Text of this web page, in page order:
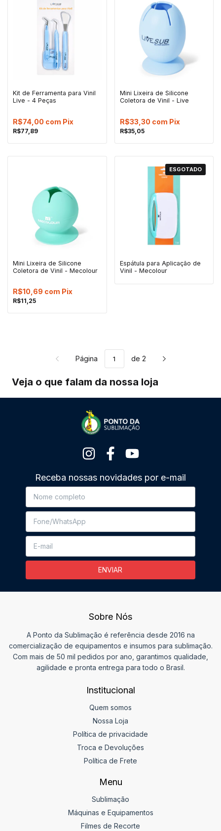
Kit de Ferramenta para Vinil
Live - 4 Peças
R$77,89
R$74,00 com Pix
Mini Lixeira de Silicone
Coletora de Vinil - Live
R$35,05
R$33,30 com Pix
Mini Lixeira de Silicone
Coletora de Vinil - Mecolour
R$11,25
R$10,69 com Pix
ESGOTADO
Espátula para Aplicação de
Vinil - Mecolour
Página de 2
Veja o que falam da nossa loja
Receba nossas novidades por e-mail
Sobre Nós
A Ponto da Sublimação é referência desde 2016 na
comercialização de equipamentos e insumos para sublimação.
Com mais de 50 mil pedidos por ano, garantimos qualidade,
agilidade e pronta entrega para todo o Brasil.
Institucional
Quem somos
Nossa Loja
Política de privacidade
Troca e Devoluções
Política de Frete
Menu
Sublimação
Máquinas e Equipamentos
Filmes de Recorte